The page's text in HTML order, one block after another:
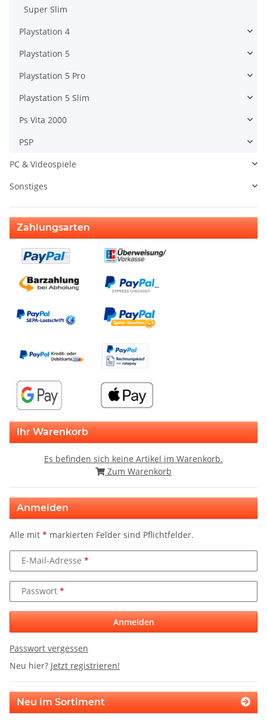
Super Slim
Playstation 4
Playstation 5
Playstation 5 Pro
Playstation 5 Slim
Ps Vita 2000
PSP
PC & Videospiele
Sonstiges
Zahlungsarten
Ihr Warenkorb
Es befinden sich keine Artikel im Warenkorb.
Zum Warenkorb
Anmelden
Alle mit * markierten Felder sind Pflichtfelder.
E-Mail-Adresse
Passwort
Anmelden
Passwort vergessen
Neu hier? Jetzt registrieren!
Neu im Sortiment